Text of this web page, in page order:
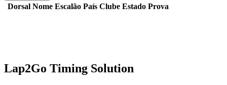
Dorsal Nome Escalão País Clube Estado Prova
Lap2Go Timing Solution